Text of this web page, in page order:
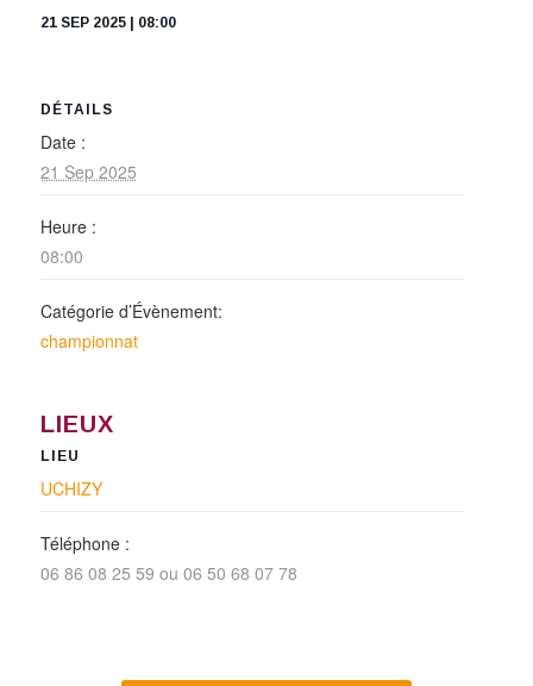
21 SEP 2025 | 08:00
DÉTAILS
Date :
21 Sep 2025
Heure :
08:00
Catégorie d’Évènement:
championnat
LIEUX
LIEU
UCHIZY
Téléphone :
06 86 08 25 59 ou 06 50 68 07 78